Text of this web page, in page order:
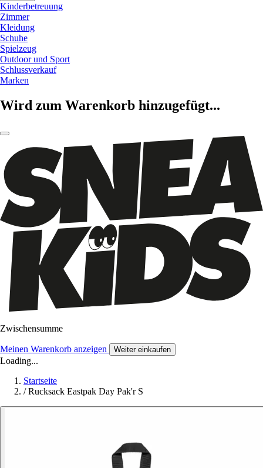
Kinderbetreuung
Zimmer
Kleidung
Schuhe
Spielzeug
Outdoor und Sport
Schlussverkauf
Marken
Wird zum Warenkorb hinzugefügt...
Zwischensumme
Meinen Warenkorb anzeigen Weiter einkaufen
Loading...
Startseite
/ Rucksack Eastpak Day Pak'r S